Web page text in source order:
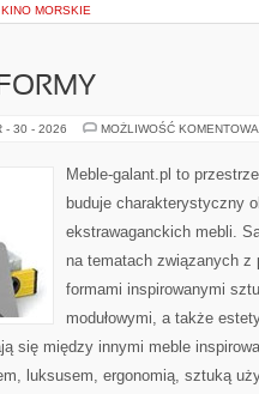
MORSKIE
- 30 - 2026 MOŻLIWOŚĆ
Meble-galant.pl to
buduje charakterystyczny
ekstrawaganckich mebli.
na tematach związanych z
formami inspirowanymi
modułowymi, a także
się między innymi meble
luksusem, ergonomią, sztuką